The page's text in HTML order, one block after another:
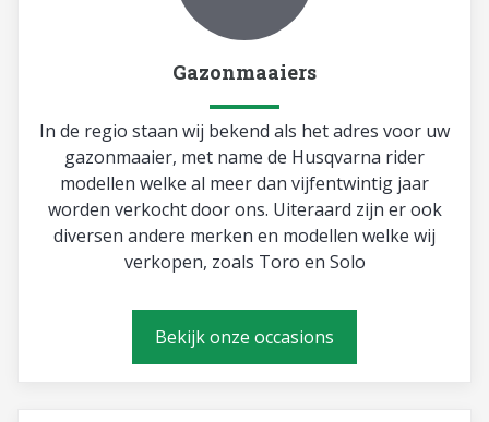
Gazonmaaiers
In de regio staan wij bekend als het adres voor uw
gazonmaaier, met name de Husqvarna rider
modellen welke al meer dan vijfentwintig jaar
worden verkocht door ons. Uiteraard zijn er ook
diversen andere merken en modellen welke wij
verkopen, zoals Toro en Solo
Bekijk onze occasions